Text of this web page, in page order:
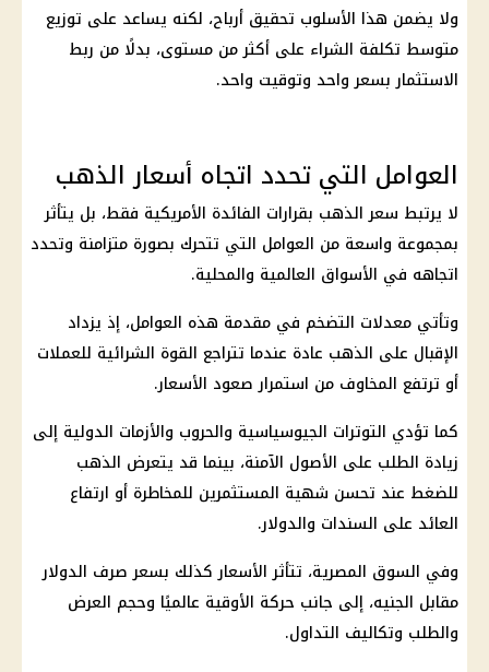
ولا يضمن هذا الأسلوب تحقيق أرباح، لكنه يساعد على توزيع
متوسط تكلفة الشراء على أكثر من مستوى، بدلًا من ربط
الاستثمار بسعر واحد وتوقيت واحد.
العوامل التي تحدد اتجاه أسعار الذهب
لا يرتبط سعر الذهب بقرارات الفائدة الأمريكية فقط، بل يتأثر
بمجموعة واسعة من العوامل التي تتحرك بصورة متزامنة وتحدد
اتجاهه في الأسواق العالمية والمحلية.
وتأتي معدلات التضخم في مقدمة هذه العوامل، إذ يزداد
الإقبال على الذهب عادة عندما تتراجع القوة الشرائية للعملات
أو ترتفع المخاوف من استمرار صعود الأسعار.
كما تؤدي التوترات الجيوسياسية والحروب والأزمات الدولية إلى
زيادة الطلب على الأصول الآمنة، بينما قد يتعرض الذهب
للضغط عند تحسن شهية المستثمرين للمخاطرة أو ارتفاع
العائد على السندات والدولار.
وفي السوق المصرية، تتأثر الأسعار كذلك بسعر صرف الدولار
مقابل الجنيه، إلى جانب حركة الأوقية عالميًا وحجم العرض
والطلب وتكاليف التداول.